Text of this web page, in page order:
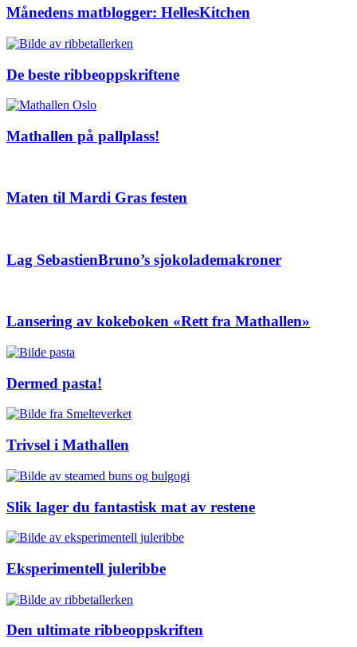
Månedens matblogger: HellesKitchen
De beste ribbeoppskriftene
Mathallen på pallplass!
Maten til Mardi Gras festen
Lag SebastienBruno’s sjokolademakroner
Lansering av kokeboken «Rett fra Mathallen»
Dermed pasta!
Trivsel i Mathallen
Slik lager du fantastisk mat av restene
Eksperimentell juleribbe
Den ultimate ribbeoppskriften